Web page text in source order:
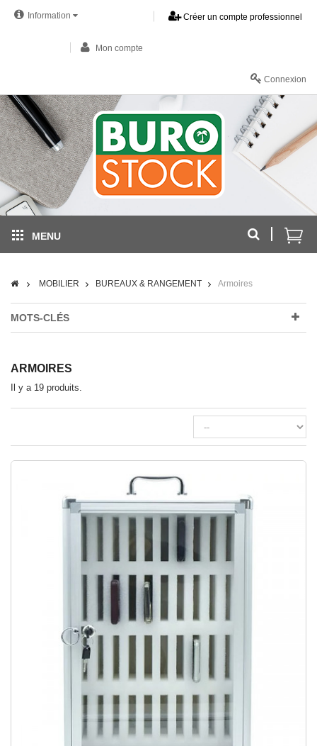
Information Créer un compte professionnel
Mon compte
Connexion
MENU
MOBILIER BUREAUX & RANGEMENT Armoires
MOTS-CLÉS
ARMOIRES
Il y a 19 produits.